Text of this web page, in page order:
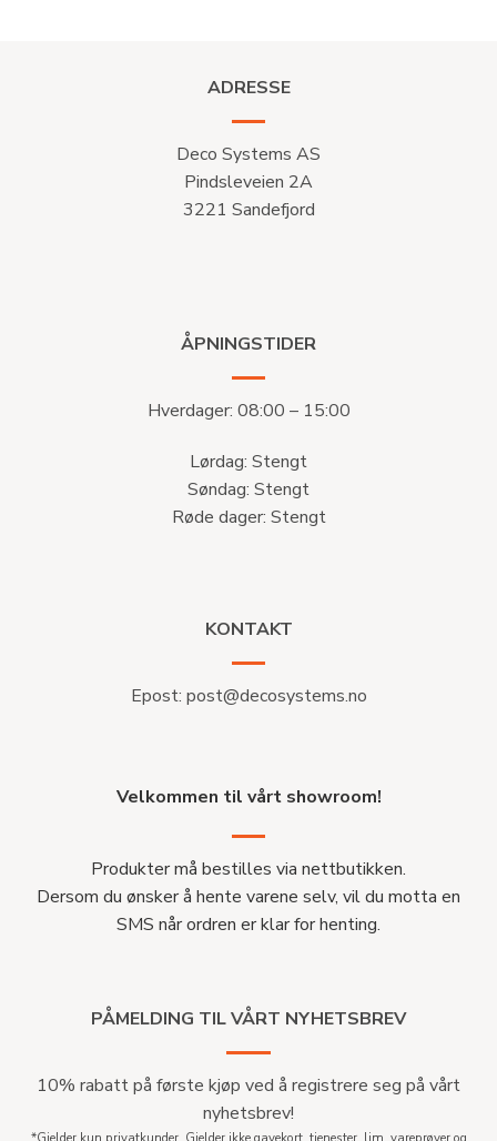
ADRESSE
Deco Systems AS
Pindsleveien 2A
3221 Sandefjord
ÅPNINGSTIDER
Hverdager: 08:00 – 15:00
Lørdag: Stengt
Søndag: Stengt
Røde dager: Stengt
KONTAKT
Epost: post@decosystems.no
Velkommen til vårt showroom!
Produkter må bestilles via nettbutikken.
Dersom du ønsker å hente varene selv, vil du motta en
SMS når ordren er klar for henting.
PÅMELDING TIL VÅRT NYHETSBREV
10% rabatt på første kjøp ved å registrere seg på vårt
nyhetsbrev!